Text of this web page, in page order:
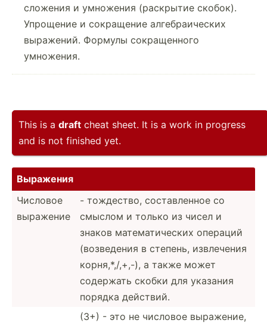
сложения и умножения (раскрытие скобок).
Упрощение и сокращение алгебраических
выражений. Формулы сокращенного
умножения.
This is a draft cheat sheet. It is a work in progress
and is not finished yet.
Выражения
Числовое
выражение
- тождество, состав­ленное со
смыслом и только из чисел и
знаков матема­тич­еских операций
(возве­дения в степень, извлечения
корня,­*,/­,+,-), а также может
содержать скобки для указания
порядка действий.
(3+) - это не числовое выражение,